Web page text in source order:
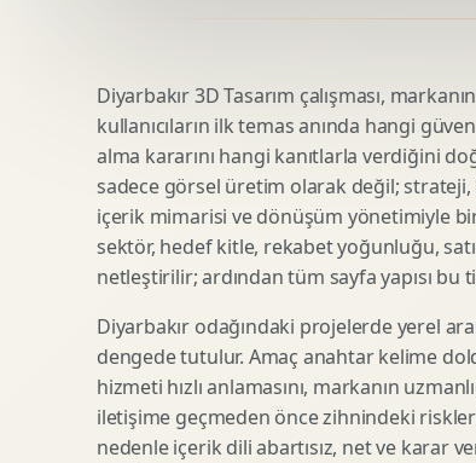
Kurumsal Logo Yenileme
Remarketing Kreatifleri
Uluslararasi SEO
SEO Icerik Stratejisi
Schema Markup Optimizasyonu
Urun Gorsellestirme
3D Reklam Gorseli
Cgi Kampanya Gorseli
3D Karakter Tasarimi
3D Stand Tasarimi
3D Sosyal Medya Gorseli
3D Lansman Filmi
Diyarbakır 3D Tasarım çalışması,
kullanıcıların ilk temas anında hangi
alma kararını hangi kanıtlarla verdiğini
sadece görsel üretim olarak değil;
içerik mimarisi ve dönüşüm yönetimiyle
sektör, hedef kitle, rekabet yoğunluğu,
netleştirilir; ardından tüm sayfa yapısı bu
Diyarbakır odağındaki projelerde yerel
dengede tutulur. Amaç anahtar kelime
hizmeti hızlı anlamasını, markanın
iletişime geçmeden önce zihnindeki riskleri
nedenle içerik dili abartısız, net ve karar